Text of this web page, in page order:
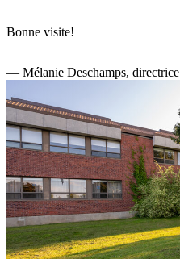
Bonne visite!
— Mélanie Deschamps, directrice